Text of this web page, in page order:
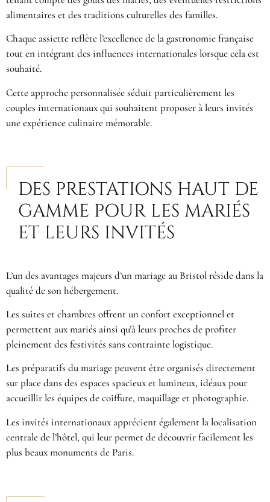
alimentaires et des traditions culturelles des familles.
Chaque assiette reflète l’excellence de la gastronomie française
tout en intégrant des influences internationales lorsque cela est
souhaité.
Cette approche personnalisée séduit particulièrement les
couples internationaux qui souhaitent proposer à leurs invités
une expérience culinaire mémorable.
DES PRESTATIONS HAUT DE
GAMME POUR LES MARIÉS
ET LEURS INVITÉS
L’un des avantages majeurs d’un mariage au Bristol réside dans la
qualité de son hébergement.
Les suites et chambres offrent un confort exceptionnel et
permettent aux mariés ainsi qu’à leurs proches de profiter
pleinement des festivités sans contrainte logistique.
Les préparatifs du mariage peuvent être organisés directement
sur place dans des espaces spacieux et lumineux, idéaux pour
accueillir les équipes de coiffure, maquillage et photographie.
Les invités internationaux apprécient également la localisation
centrale de l’hôtel, qui leur permet de découvrir facilement les
plus beaux monuments de Paris.